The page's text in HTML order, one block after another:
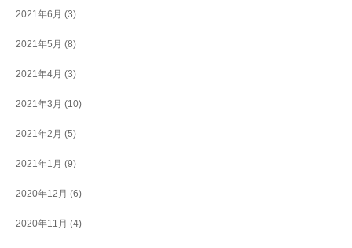
2021年6月 (3)
2021年5月 (8)
2021年4月 (3)
2021年3月 (10)
2021年2月 (5)
2021年1月 (9)
2020年12月 (6)
2020年11月 (4)